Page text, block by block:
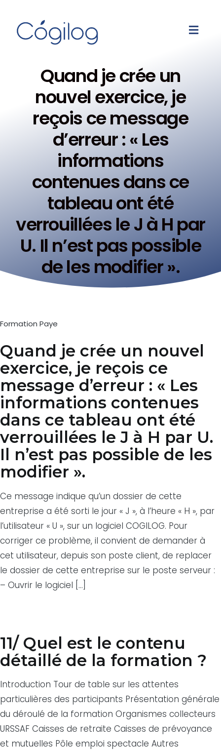
Quand je crée un
nouvel exercice, je
reçois ce message
d’erreur : « Les
informations
contenues dans ce
tableau ont été
verrouillées le J à H par
U. Il n’est pas possible
de les modifier ».
Formation Paye
Quand je crée un nouvel
exercice, je reçois ce
message d’erreur : « Les
informations contenues
dans ce tableau ont été
verrouillées le J à H par U.
Il n’est pas possible de les
modifier ».
Ce message indique qu’un dossier de cette
entreprise a été sorti le jour « J », à l’heure « H », par
l’utilisateur « U », sur un logiciel COGILOG. Pour
corriger ce problème, il convient de demander à
cet utilisateur, depuis son poste client, de replacer
le dossier de cette entreprise sur le poste serveur :
– Ouvrir le logiciel […]
11/ Quel est le contenu
détaillé de la formation ?
Introduction Tour de table sur les attentes
particulières des participants Présentation générale
du déroulé de la formation Organismes collecteurs
URSSAF Caisses de retraite Caisses de prévoyance
et mutuelles Pôle emploi spectacle Autres